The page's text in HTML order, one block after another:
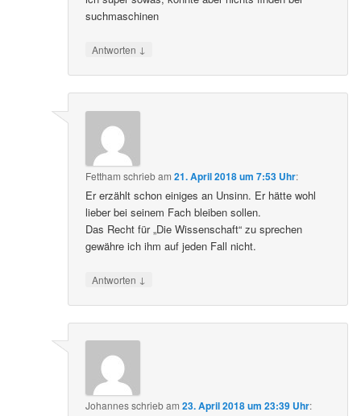
suchmaschinen
Antworten ↓
Fettham schriebam21. April 2018 um 7:53 Uhr:
Er erzählt schon einiges an Unsinn. Er hätte wohl
lieber bei seinem Fach bleiben sollen.
Das Recht für „Die Wissenschaft“ zu sprechen
gewähre ich ihm auf jeden Fall nicht.
Antworten ↓
Johannesschriebam23. April 2018 um 23:39 Uhr: